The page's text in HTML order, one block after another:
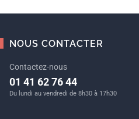
NOUS CONTACTER
Contactez-nous
01 41 62 76 44
Du lundi au vendredi de 8h30 à 17h30